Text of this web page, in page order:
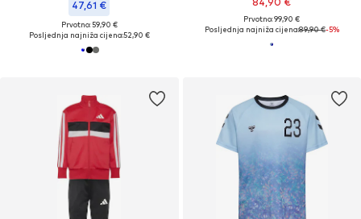
47,61 €
Prvotno: 59,90 €
Posljednja najniža cijena:52,90 €
Prvotno: 99,90 €
Posljednja najniža cijena:89,90 €-5%